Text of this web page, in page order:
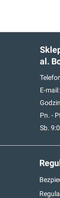
al.
E-mail:
Pn. -
Sb.